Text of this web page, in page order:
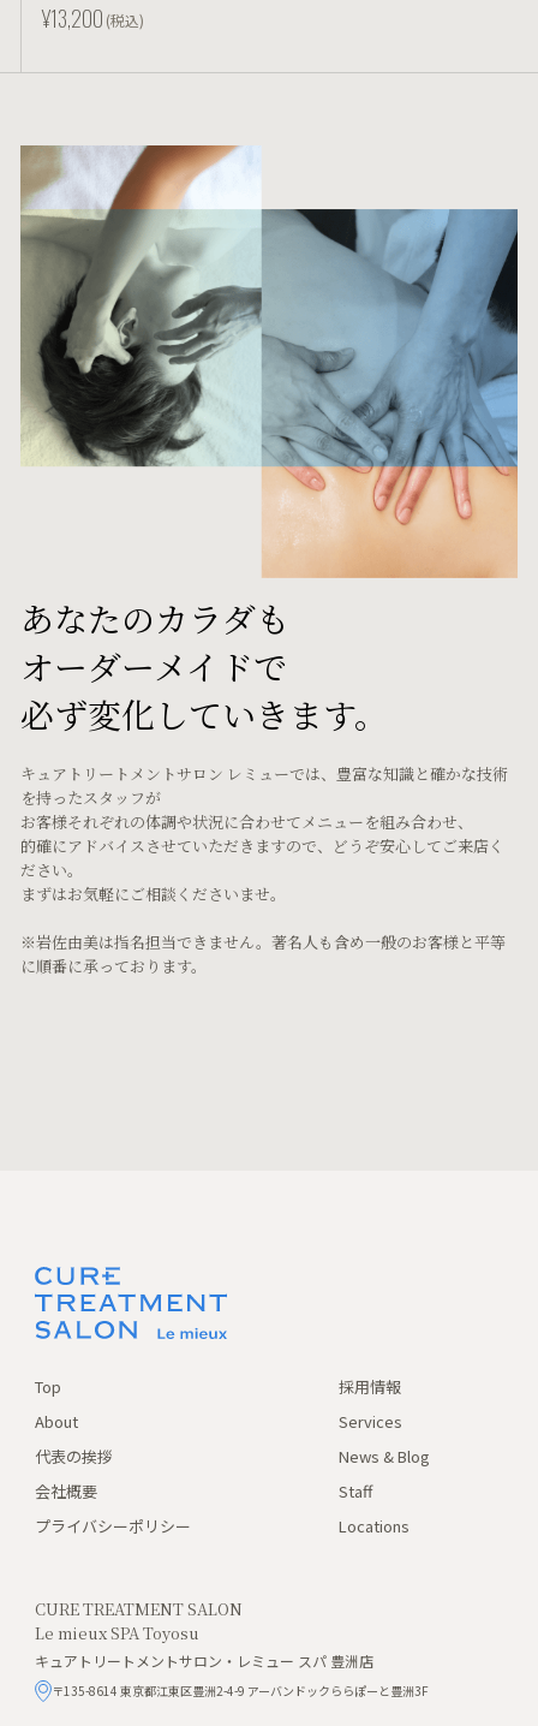
¥13,200 (税込)
あなたのカラダも
オーダーメイドで
必ず変化していきます。
キュアトリートメントサロン レミューでは、豊富な知識と確かな技術
を持ったスタッフが
お客様それぞれの体調や状況に合わせてメニューを組み合わせ、
的確にアドバイスさせていただきますので、どうぞ安心してご来店く
ださい。
まずはお気軽にご相談くださいませ。
※岩佐由美は指名担当できません。著名人も含め一般のお客様と平等
に順番に承っております。
Top
採用情報
About
Services
代表の挨拶
News & Blog
会社概要
Staff
プライバシーポリシー
Locations
CURE TREATMENT SALON
Le mieux SPA Toyosu
キュアトリートメントサロン・レミュー スパ 豊洲店
〒135-8614 東京都江東区豊洲2-4-9 アーバンドックららぽーと豊洲3F